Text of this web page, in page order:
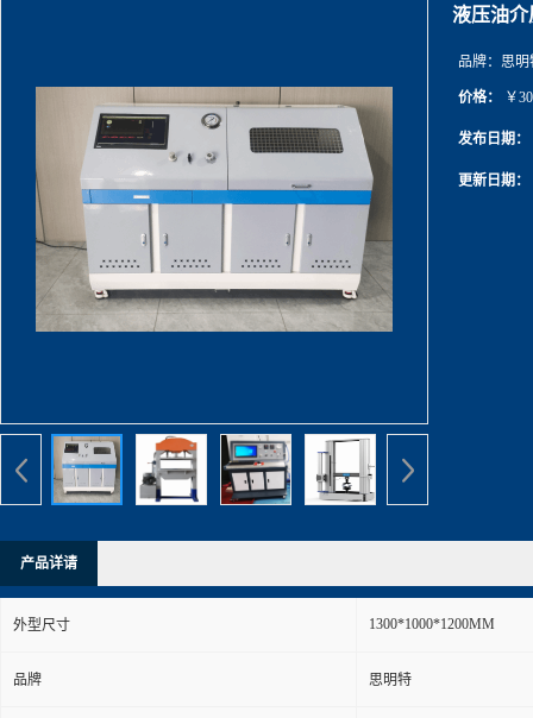
液压油介
品牌： 思明
价格： ￥
发布日期：
更新日期：
产品详请
外型尺寸 1300*1000*1200MM
品牌 思明特